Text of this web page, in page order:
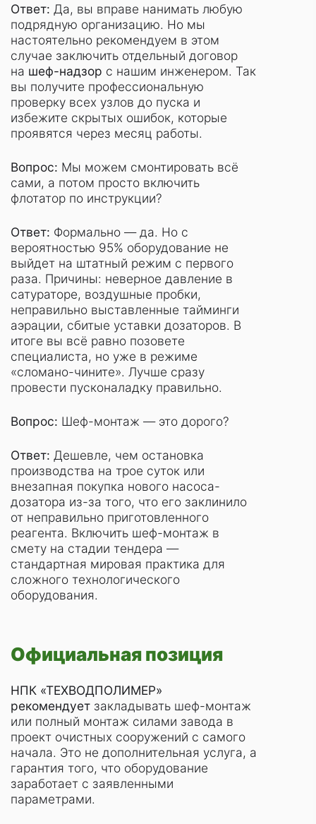
Ответ: Да, вы вправе нанимать любую
подрядную организацию. Но мы
настоятельно рекомендуем в этом
случае заключить отдельный договор
на шеф-надзор с нашим инженером. Так
вы получите профессиональную
проверку всех узлов до пуска и
избежите скрытых ошибок, которые
проявятся через месяц работы.
Вопрос: Мы можем смонтировать всё
сами, а потом просто включить
флотатор по инструкции?
Ответ: Формально — да. Но с
вероятностью 95% оборудование не
выйдет на штатный режим с первого
раза. Причины: неверное давление в
сатураторе, воздушные пробки,
неправильно выставленные тайминги
аэрации, сбитые уставки дозаторов. В
итоге вы всё равно позовете
специалиста, но уже в режиме
«сломано-чините». Лучше сразу
провести пусконаладку правильно.
Вопрос: Шеф-монтаж — это дорого?
Ответ: Дешевле, чем остановка
производства на трое суток или
внезапная покупка нового насоса-
дозатора из-за того, что его заклинило
от неправильно приготовленного
реагента. Включить шеф-монтаж в
смету на стадии тендера —
стандартная мировая практика для
сложного технологического
оборудования.
Официальная позиция
НПК «ТЕХВОДПОЛИМЕР»
рекомендует закладывать шеф-монтаж
или полный монтаж силами завода в
проект очистных сооружений с самого
начала. Это не дополнительная услуга, а
гарантия того, что оборудование
заработает с заявленными
параметрами.